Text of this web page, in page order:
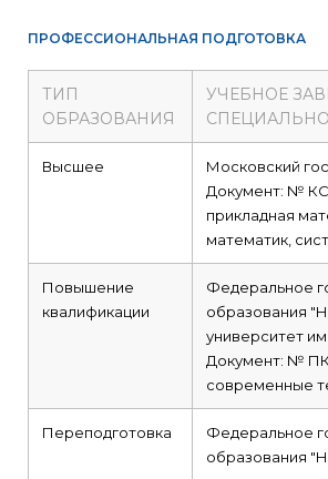
ПРОФЕССИОНАЛЬНАЯ ПОДГОТОВКА
ТИП
ОБРАЗОВАНИЯ
УЧЕБНОЕ
Высшее
Московский
Документ: № КС
прикладная
математик,
Повышение
квалификации
Федеральное
образования
университет
Документ: № ПК
современные
Переподготовка
Федеральное
образования